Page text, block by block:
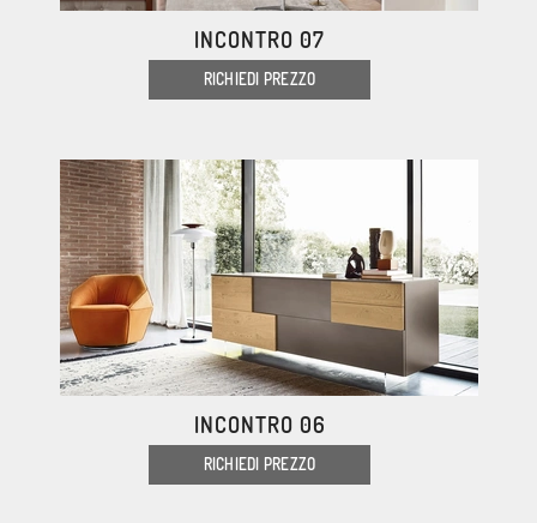
INCONTRO 07
RICHIEDI PREZZO
INCONTRO 06
RICHIEDI PREZZO